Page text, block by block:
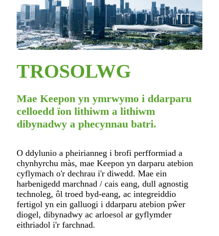
TROSOLWG
Mae Keepon yn ymrwymo i ddarparu
celloedd ïon lithiwm a lithiwm
dibynadwy a phecynnau batri.
O ddylunio a pheirianneg i brofi perfformiad a
chynhyrchu màs, mae Keepon yn darparu atebion
cyflymach o'r dechrau i'r diwedd. Mae ein
harbenigedd marchnad / cais eang, dull agnostig
technoleg, ôl troed byd-eang, ac integreiddio
fertigol yn ein galluogi i ddarparu atebion pŵer
diogel, dibynadwy ac arloesol ar gyflymder
eithriadol i'r farchnad.